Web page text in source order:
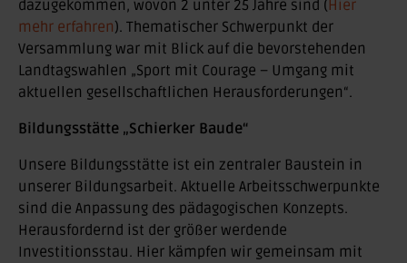
dazugekommen, wovon 2 unter 25 Jahre sind (Hier
mehr erfahren). Thematischer Schwerpunkt der
Versammlung war mit Blick auf die bevorstehenden
Landtagswahlen „Sport mit Courage – Umgang mit
aktuellen gesellschaftlichen Herausforderungen“.
Bildungsstätte „Schierker Baude“
Unsere Bildungsstätte ist ein zentraler Baustein in
unserer Bildungsarbeit. Aktuelle Arbeitsschwerpunkte
sind die Anpassung des pädagogischen Konzepts.
Herausfordernd ist der größer werdende
Investitionsstau. Hier kämpfen wir gemeinsam mit